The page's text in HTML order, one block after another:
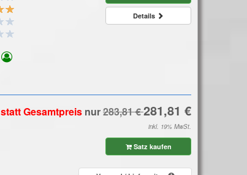
Details
statt Gesamtpreis nur
inkl. 19% MwSt.
Satz kaufen